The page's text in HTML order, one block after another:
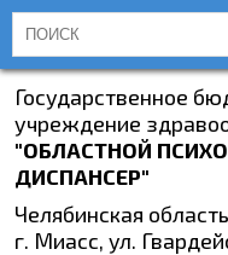
Государственное
учреждение
"ОБЛАСТНОЙ
ДИСПАНСЕР"
Челябинская область
г. Миасс, ул.